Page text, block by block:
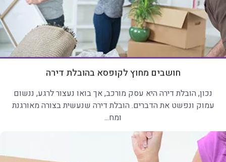
חושבים מחוץ לקופסא בהובלת דירה
נכון, הובלת דירה היא עסק מורכב, אך בואו נעצור לרגע, ננשום
עמוק ונפשט את הדברים. הובלת דירה שנעשית בצורה מאורגנת
ומח...